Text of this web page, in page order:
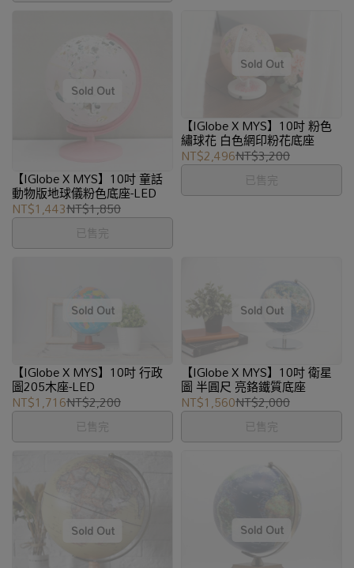
【IGlobe X MYS】10吋 童話
動物版地球儀粉色底座-LED
NT$1,443NT$1,850
已售完
【IGlobe X MYS】10吋 粉色
繡球花 白色網印粉花底座
NT$2,496NT$3,200
已售完
【IGlobe X MYS】10吋 行政
圖205木座-LED
NT$1,716NT$2,200
已售完
【IGlobe X MYS】10吋 衛星
圖 半圓尺 亮鉻鐵質底座
NT$1,560NT$2,000
已售完